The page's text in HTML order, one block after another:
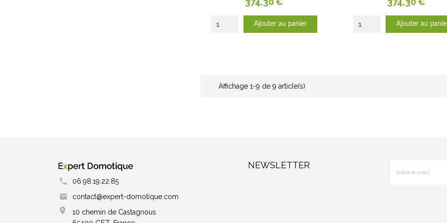
Ajouter au panier Ajouter au
Affichage 1-9 de 9 article(s)
06.98.19.22.85
contact@expert-domotique.com
10 chemin de Castagnous
NEWSLETTER